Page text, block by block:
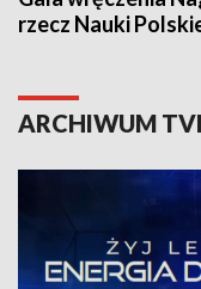
rzecz Nauki
ARCHIWUM